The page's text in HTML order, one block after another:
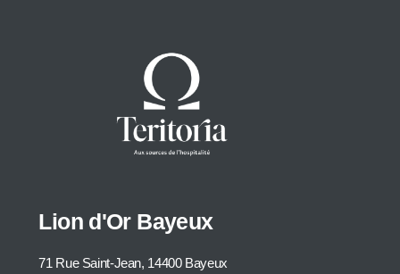
Lion d'Or Bayeux
71 Rue Saint-Jean, 14400 Bayeux